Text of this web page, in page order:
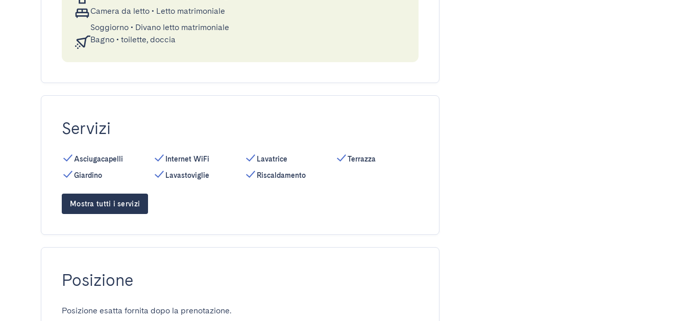
Camera da letto • Letto matrimoniale
Soggiorno • Divano letto matrimoniale
Bagno • toilette, doccia
Servizi
Asciugacapelli
Giardino
Internet WiFi
Lavastoviglie
Lavatrice
Riscaldamento
Terrazza
Mostra tutti i servizi
Posizione
Posizione esatta fornita dopo la prenotazione.